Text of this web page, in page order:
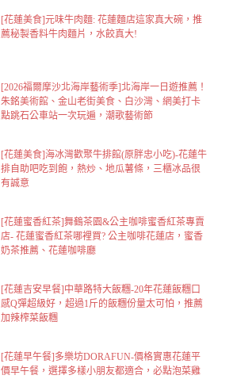
[花蓮美食]元味牛肉麵: 花蓮麵店這家真大碗，推
薦秘製香料牛肉麵片，水餃真大!
[2026福爾摩沙北海岸藝術季]北海岸一日遊推薦！
朱銘美術館、金山老街美食、白沙灣、網美打卡
點跳石公車站一次玩遍，潮歌藝術節
[花蓮美食]海冰灣歡聚牛排館(原胖忠小吃)-花蓮牛
排自助吧吃到飽，熱炒、地瓜薯條，三櫃冰品很
有誠意
[花蓮蜜香紅茶]舞鶴茶園&公主咖啡蜜香紅茶專賣
店- 花蓮蜜香紅茶哪裡買? 公主咖啡花蓮店，蜜香
奶茶推薦、花蓮咖啡廳
[花蓮吉安早餐]中華路特大飯糰-20年花蓮飯糰口
感Q彈超級好，超過1斤的飯糰份量太可怕，推薦
加辣榨菜飯糰
[花蓮早午餐]多樂坊DORAFUN-價格實惠花蓮平
價早午餐，選擇多樣小朋友都適合，必點泡菜雞